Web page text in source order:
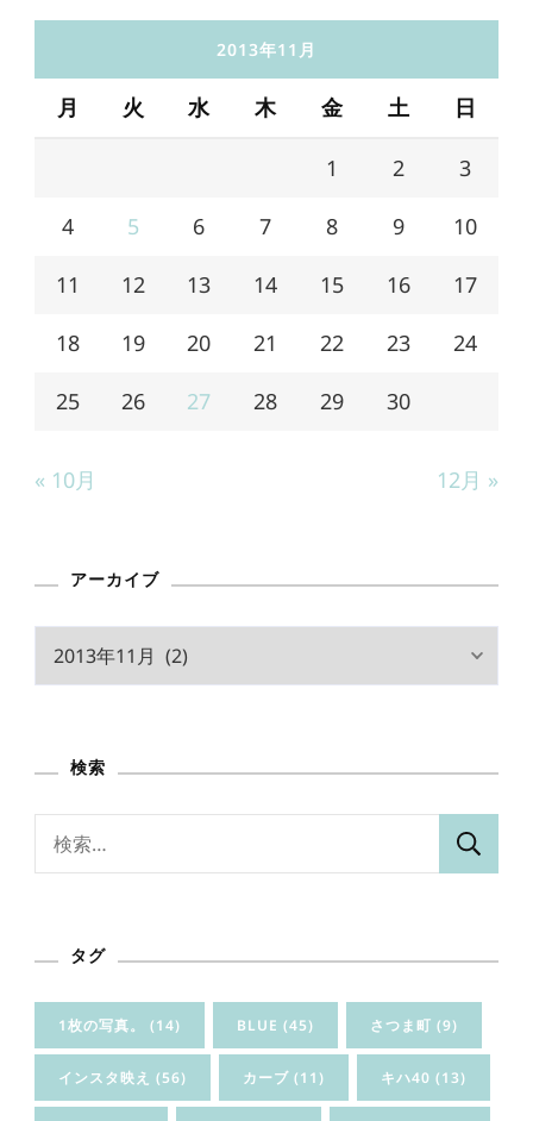
2013年11月
月 火 水 木 金 土 日
1 2 3
4 5 6 7 8 9 10
11 12 13 14 15 16 17
18 19 20 21 22 23 24
25 26 27 28 29 30
« 10月 12月 »
アーカイブ
ブ
検索
タグ
1枚の写真。 (14) BLUE (45) さつま町 (9)
インスタ映え (56) カーブ (11) キハ40 (13)